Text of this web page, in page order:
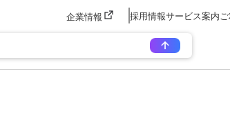
企業情報 採用情報サービス案内